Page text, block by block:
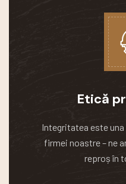
Etică
Integritatea este una
firmei noastre – ne
reproș în